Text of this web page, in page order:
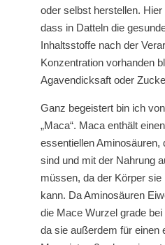
oder selbst herstellen.
dass in Datteln die
Inhaltsstoffe nach der
Konzentration vorhanden
Agavendicksaft oder
Ganz begeistert bin ich
„Maca“. Maca enthält
essentiellen Aminosäuren,
sind und mit der Nahrung
müssen, da der Körper
kann. Da Aminosäuren
die Mace Wurzel grade
da sie außerdem für einen